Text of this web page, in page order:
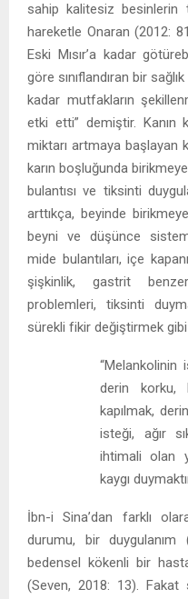
sahip kalitesiz besinlerin
hareketle Onaran (2012:
Eski Mısır’a kadar
göre sınıflandıran bir
kadar mutfakların
etki etti” demiştir. Kanın
miktarı artmaya başlayan
karın boşluğunda
bulantısı ve tiksinti
arttıkça, beyinde
beyni ve düşünce
mide bulantıları, içe
şişkinlik, gastrit
problemleri, tiksinti
sürekli fikir değiştirmek
“Melankolinin
derin korku,
kapılmak,
isteği, ağır
ihtimali olan
kaygı
İbn-i Sina’dan farklı
durumu, bir
bedensel kökenli bir
(Seven, 2018: 13).